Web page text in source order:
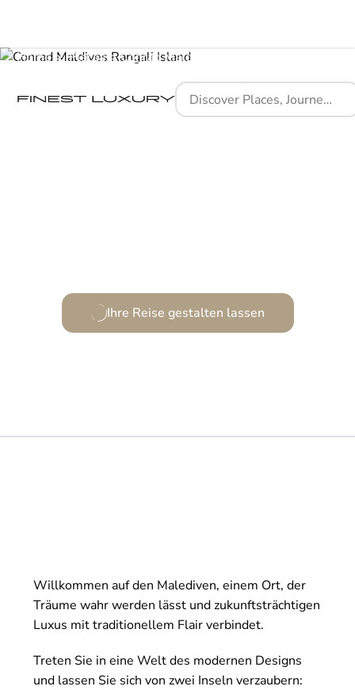
Home Places Conrad Maldives Rangali Island
Ihre Reise gestalten lassen
Willkommen auf den Malediven, einem Ort, der
Träume wahr werden lässt und zukunftsträchtigen
Luxus mit traditionellem Flair verbindet.
Treten Sie in eine Welt des modernen Designs
und lassen Sie sich von zwei Inseln verzaubern: